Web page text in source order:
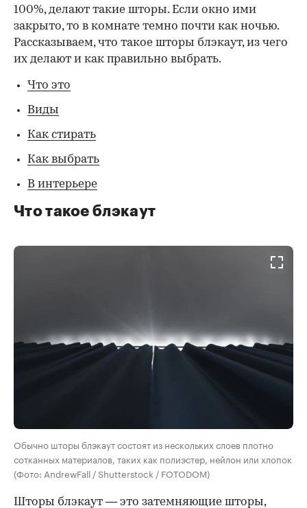
100%, делают такие шторы. Если окно ими
закрыто, то в комнате темно почти как ночью.
Рассказываем, что такое шторы блэкаут, из чего
их делают и как правильно выбрать.
Что это
Виды
Как стирать
Как выбрать
В интерьере
Что такое блэкаут
Обычно шторы блэкаут состоят из нескольких слоев плотно
сотканных материалов, таких как полиэстер, нейлон или хлопок
(Фото: AndrewFall / Shutterstock / FOTODOM)
Шторы блэкаут — это затемняющие шторы,